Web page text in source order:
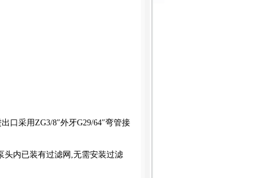
口采用ZG3/8″外牙G29/64″弯管接
头内已装有过滤网,无需安装过滤